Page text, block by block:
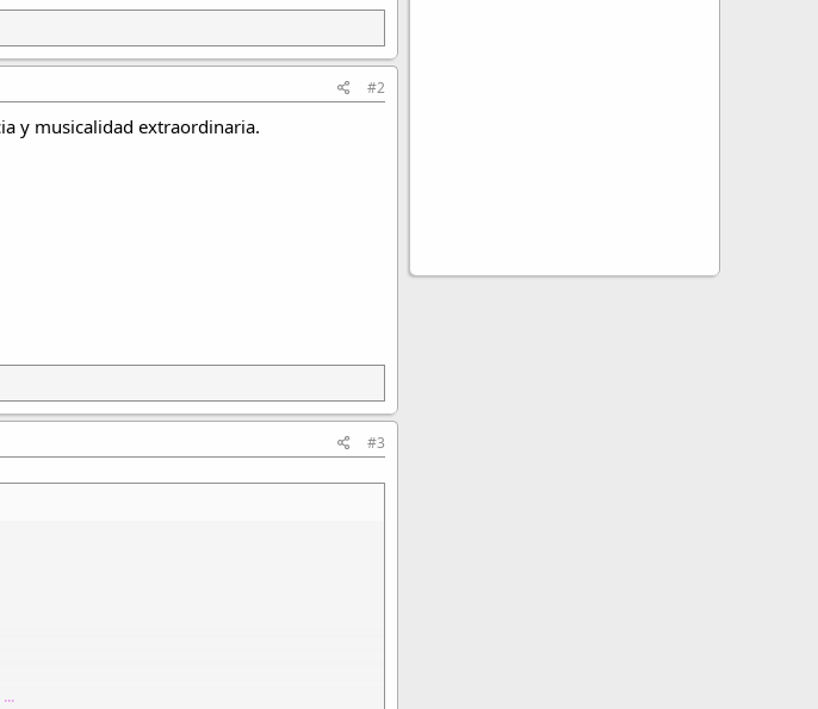
#2
y musicalidad extraordinaria.
#3